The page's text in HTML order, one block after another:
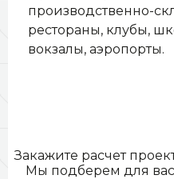
производственно-
рестораны, клубы,
вокзалы, аэропорты.
Закажите расчет
Мы подберем для